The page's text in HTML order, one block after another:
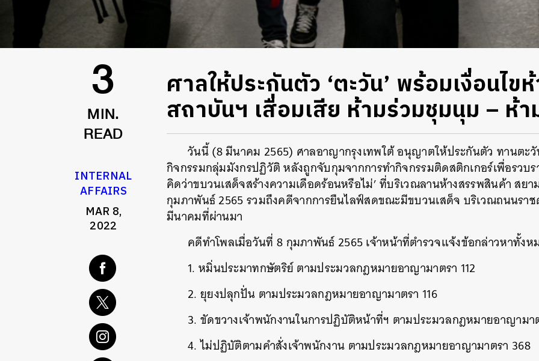
3
MIN.
READ
INTERNAL
AFFAIRS
MAR 8,
2022
ศาลให้ประกันตัว ‘ตะวัน’ พร้อมเงื่อนไข
สถาบันฯ เสื่อมเสีย ห้ามร่วมชุมนุม – ห้
วันนี้ (8 มีนาคม 2565) ศาลอาญากรุงเทพใต้ อนุญาตให้ประกันตัว ทานตะ
กิจกรรมกลุ่มมังกรปฏิวัติ หลังถูกจับกุมจากการทำกิจกรรมติดสติกเกอร์เพื่อรวบ
คิดว่าขบวนเสด็จสร้างความเดือดร้อนหรือไม่’ ที่บริเวณลานห้างสรรพสินค้า สย
กุมภาพันธ์ 2565 รวมถึงคดีจากการยืนไลฟ์สดขณะมีขบวนเสด็จ บริเวณถนนรา
มีนาคมที่ผ่านมา
คดีทำโพลเมื่อวันที่ 8 กุมภาพันธ์ 2565 เจ้าหน้าที่ตำรวจแจ้งข้อกล่าวหาทั้ง
1. หมิ่นประมาทกษัตริย์ ตามประมวลกฎหมายอาญามาตรา 112
2. ยุยงปลุกปั่น ตามประมวลกฎหมายอาญามาตรา 116
3. ขัดขวางเจ้าพนักงานในการปฏิบัติหน้าที่ฯ ตามประมวลกฎหมายอาญามา
4. ไม่ปฏิบัติตามคำสั่งเจ้าพนักงาน ตามประมวลกฎหมายอาญามาตรา 368